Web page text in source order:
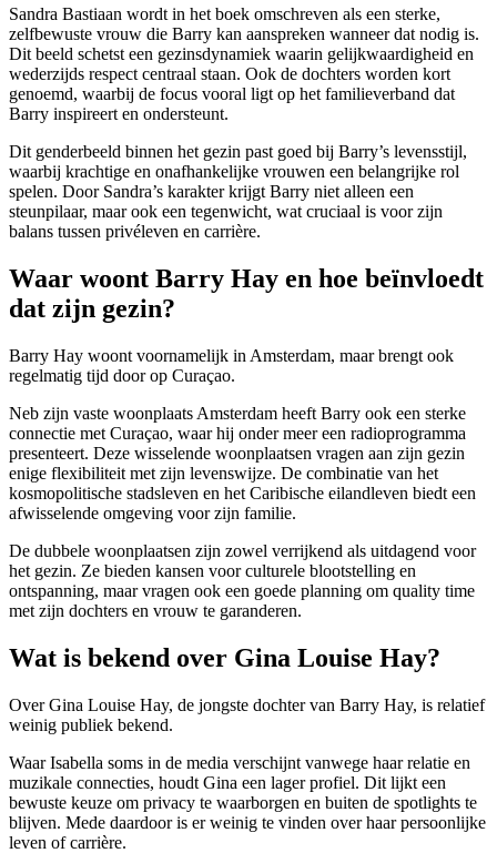
Sandra Bastiaan wordt in het boek omschreven als een sterke,
zelfbewuste vrouw die Barry kan aanspreken wanneer dat nodig is.
Dit beeld schetst een gezinsdynamiek waarin gelijkwaardigheid en
wederzijds respect centraal staan. Ook de dochters worden kort
genoemd, waarbij de focus vooral ligt op het familieverband dat
Barry inspireert en ondersteunt.
Dit genderbeeld binnen het gezin past goed bij Barry’s levensstijl,
waarbij krachtige en onafhankelijke vrouwen een belangrijke rol
spelen. Door Sandra’s karakter krijgt Barry niet alleen een
steunpilaar, maar ook een tegenwicht, wat cruciaal is voor zijn
balans tussen privéleven en carrière.
Waar woont Barry Hay en hoe beïnvloedt
dat zijn gezin?
Barry Hay woont voornamelijk in Amsterdam, maar brengt ook
regelmatig tijd door op Curaçao.
Neb zijn vaste woonplaats Amsterdam heeft Barry ook een sterke
connectie met Curaçao, waar hij onder meer een radioprogramma
presenteert. Deze wisselende woonplaatsen vragen aan zijn gezin
enige flexibiliteit met zijn levenswijze. De combinatie van het
kosmopolitische stadsleven en het Caribische eilandleven biedt een
afwisselende omgeving voor zijn familie.
De dubbele woonplaatsen zijn zowel verrijkend als uitdagend voor
het gezin. Ze bieden kansen voor culturele blootstelling en
ontspanning, maar vragen ook een goede planning om quality time
met zijn dochters en vrouw te garanderen.
Wat is bekend over Gina Louise Hay?
Over Gina Louise Hay, de jongste dochter van Barry Hay, is relatief
weinig publiek bekend.
Waar Isabella soms in de media verschijnt vanwege haar relatie en
muzikale connecties, houdt Gina een lager profiel. Dit lijkt een
bewuste keuze om privacy te waarborgen en buiten de spotlights te
blijven. Mede daardoor is er weinig te vinden over haar persoonlijke
leven of carrière.